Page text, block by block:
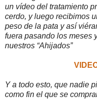
un vídeo del tratamiento
cerdo, y luego recibimos
peso de la pata y así
fuera pasando los meses
nuestros “Ahijados”
Y a todo esto, que nadie
como fin el que se